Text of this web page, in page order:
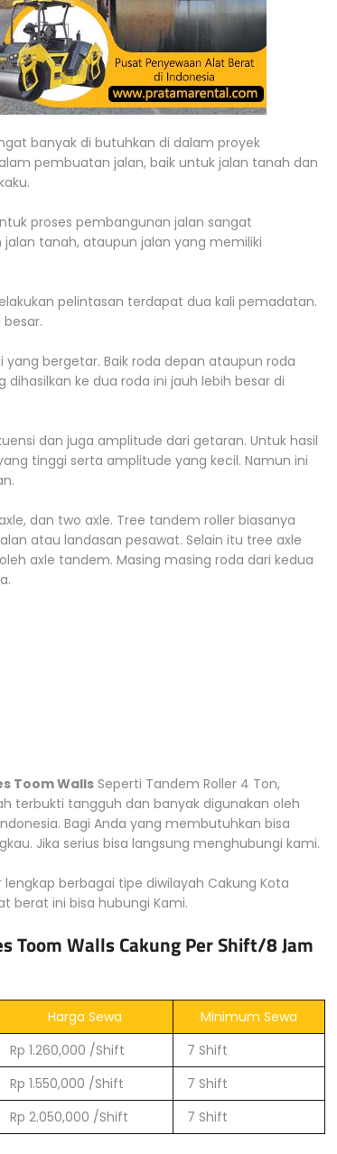
banyak di butuhkan di dalam proyek
pembuatan jalan, baik untuk jalan tanah dan
proses pembangunan jalan sangat
tanah, ataupun jalan yang memiliki
pelintasan terdapat dua kali pemadatan.
bergetar. Baik roda depan ataupun roda
ke dua roda ini jauh lebih besar di
dan juga amplitude dari getaran. Untuk hasil
tinggi serta amplitude yang kecil. Namun ini
dan two axle. Tree tandem roller biasanya
atau landasan pesawat. Selain itu tree axle
axle tandem. Masing masing roda dari kedua
Toom Walls Seperti Tandem Roller 4 Ton,
terbukti tangguh dan banyak digunakan oleh
Bagi Anda yang membutuhkan bisa
Jika serius bisa langsung menghubungi kami.
berbagai tipe diwilayah Cakung Kota
berat ini bisa hubungi Kami.
Toom Walls Cakung Per Shift/8 Jam
Harga Sewa
Minimum Sewa
Rp 1.260,000 /Shift
7 Shift
Rp 1.550,000 /Shift
7 Shift
Rp 2.050,000 /Shift 7 Shift